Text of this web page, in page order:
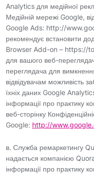
Analytics для медійної
Медійній мережі Google,
Google Ads: http://
рекомендує встановити
Browser Add-on – https://
для вашого веб-
переглядача для
відвідувачам можливість
їхніх даних Google
інформації про практику
веб-сторінку
Google: http://
в. Служба ремаркетингу
надається компанією
інформації про практику